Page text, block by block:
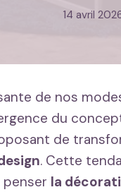
14 avril
de nos
du
de
. Cette
la